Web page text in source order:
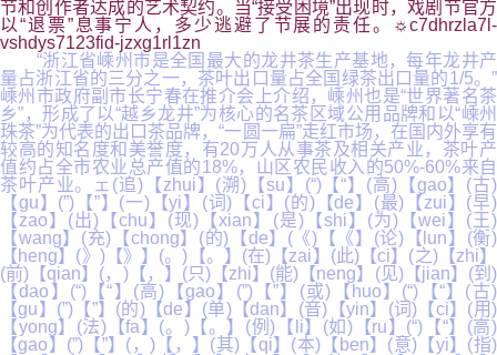
节和创作者达成的艺术契约。当“接受困境”出现时，戏剧节官方
以“退票”息事宁人，多少逃避了节展的责任。☼c7dhrzla7l-
vshdys7123fid-jzxg1rl1zn
“浙江省嵊州市是全国最大的龙井茶生产基地，每年龙井产
量占浙江省的三分之一，茶叶出口量占全国绿茶出口量的1/5。”
嵊州市政府副市长宁春在推介会上介绍，嵊州也是“世界著名茶
乡”，形成了以“越乡龙井”为核心的名茶区域公用品牌和以“嵊州
珠茶”为代表的出口茶品牌，“一圆一扁”走红市场，在国内外享有
较高的知名度和美誉度，有20万人从事茶及相关产业，茶叶产
值约占全市农业总产值的18%，山区农民收入的50%-60%来自
茶叶产业。ェ(追)【zhui】(溯)【su】(“)【“】(高)【gao】(古)
【gu】(”)【”】(一)【yi】(词)【ci】(的)【de】(最)【zui】(早)
【zao】(出)【chu】(现)【xian】(是)【shi】(为)【wei】(王)
【wang】(充)【chong】(的)【de】(《)【《】(论)【lun】(衡)
【heng】(》)【》】(。)【。】(在)【zai】(此)【ci】(之)【zhi】
(前)【qian】(，)【，】(只)【zhi】(能)【neng】(见)【jian】(到)
【dao】(“)【“】(高)【gao】(”)【”】(或)【huo】(“)【“】(古)
【gu】(”)【”】(的)【de】(单)【dan】(音)【yin】(词)【ci】(用)
【yong】(法)【fa】(。)【。】(例)【li】(如)【ru】(“)【“】(高)
【gao】(”)【”】(，)【，】(其)【qi】(本)【ben】(意)【yi】(指)